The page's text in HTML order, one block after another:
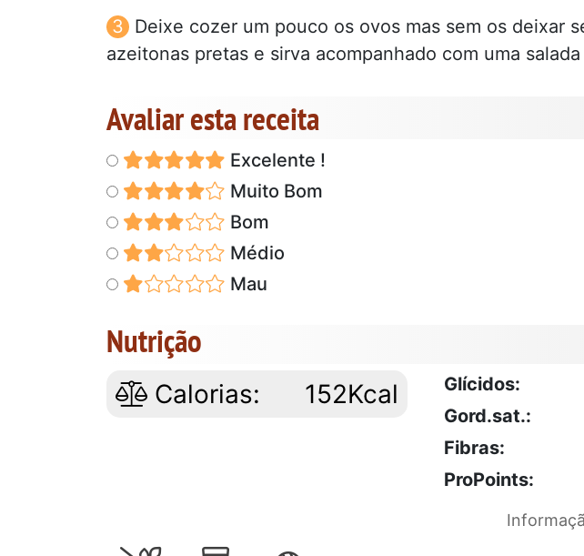
Deixe cozer um pouco os ovos mas sem os deixar
azeitonas pretas e sirva acompanhado com uma
Avaliar esta receita
Excelente !
Muito Bom
Bom
Médio
Mau
Nutrição
Calorias: 152Kcal Glícidos:
Gord.sat.:
Fibras:
ProPoints: